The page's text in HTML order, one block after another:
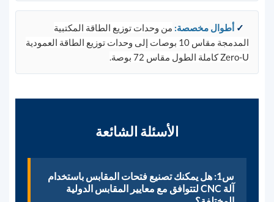
✓ أطوال مخصصة: من وحدات توزيع الطاقة المكتبية
المدمجة مقاس 10 بوصات إلى وحدات توزيع الطاقة العمودية
Zero-U كاملة الطول مقاس 72 بوصة.
الأسئلة الشائعة
س1: هل يمكنك تصنيع فتحات المقابس باستخدام
آلة CNC لتتوافق مع معايير المقابس الدولية